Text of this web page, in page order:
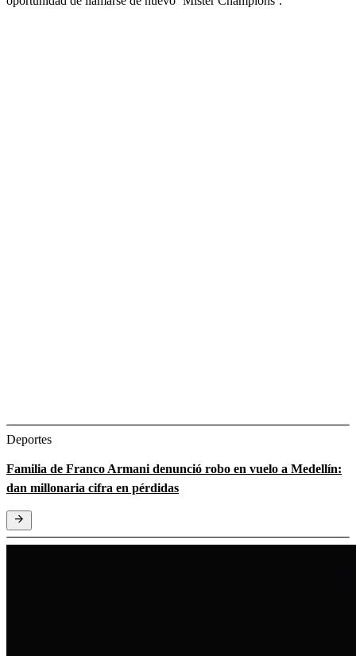
Deportes
Familia de Franco Armani denunció robo en vuelo a Medellín:
dan millonaria cifra en pérdidas